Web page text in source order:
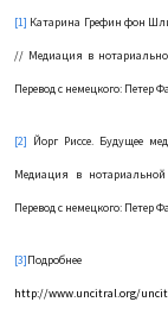
[1] Катарина Грефин фон
// Медиация в
Перевод с немецкого: Петер
[2] Йорг Риссе. Будущее
Медиация в нотариальной
Перевод с немецкого: Петер
[3]
http://www uncitral org/